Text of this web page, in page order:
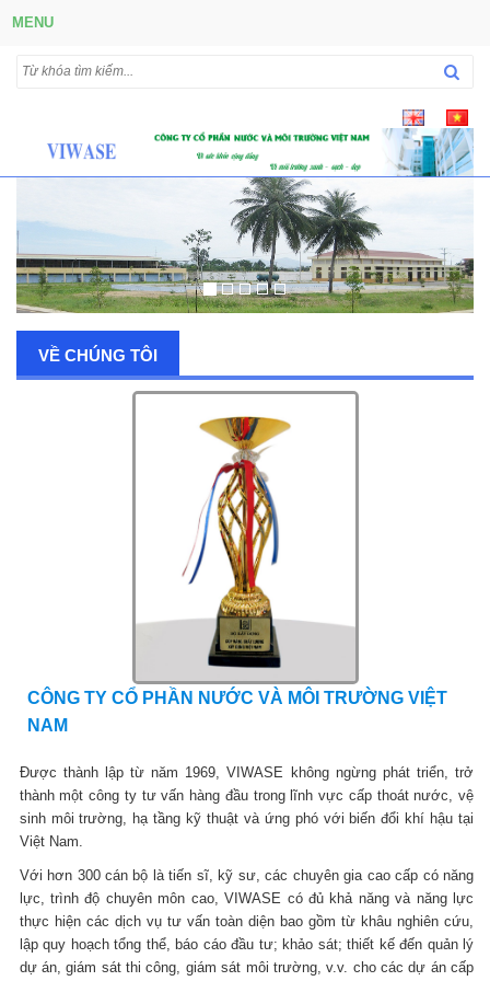
MENU
VỀ CHÚNG TÔI
CÔNG TY CỔ PHẦN NƯỚC VÀ MÔI TRƯỜNG VIỆT
NAM
Được thành lập từ năm 1969, VIWASE không ngừng phát triển, trở
thành một công ty tư vấn hàng đầu trong lĩnh vực cấp thoát nước, vệ
sinh môi trường, hạ tầng kỹ thuật và ứng phó với biến đổi khí hậu tại
Việt Nam.
Với hơn 300 cán bộ là tiến sĩ, kỹ sư, các chuyên gia cao cấp có năng
lực, trình độ chuyên môn cao, VIWASE có đủ khả năng và năng lực
thực hiện các dịch vụ tư vấn toàn diện bao gồm từ khâu nghiên cứu,
lập quy hoạch tổng thể, báo cáo đầu tư; khảo sát; thiết kế đến quản lý
dự án, giám sát thi công, giám sát môi trường, v.v. cho các dự án cấp